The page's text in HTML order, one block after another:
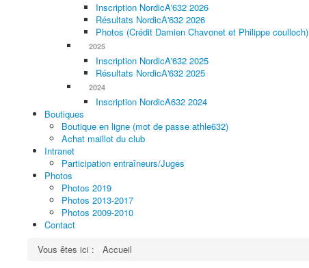
Inscription NordicA'632 2026
Résultats NordicA'632 2026
Photos (Crédit Damien Chavonet et Philippe coulloch)
2025
Inscription NordicA'632 2025
Résultats NordicA'632 2025
2024
Inscription NordicA632 2024
Boutiques
Boutique en ligne (mot de passe athle632)
Achat maillot du club
Intranet
Participation entraîneurs/Juges
Photos
Photos 2019
Photos 2013-2017
Photos 2009-2010
Contact
Vous êtes ici :
Accueil